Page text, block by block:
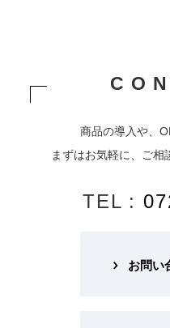
商品の導入や、
まずはお気軽に、ご相
TEL :
お問い